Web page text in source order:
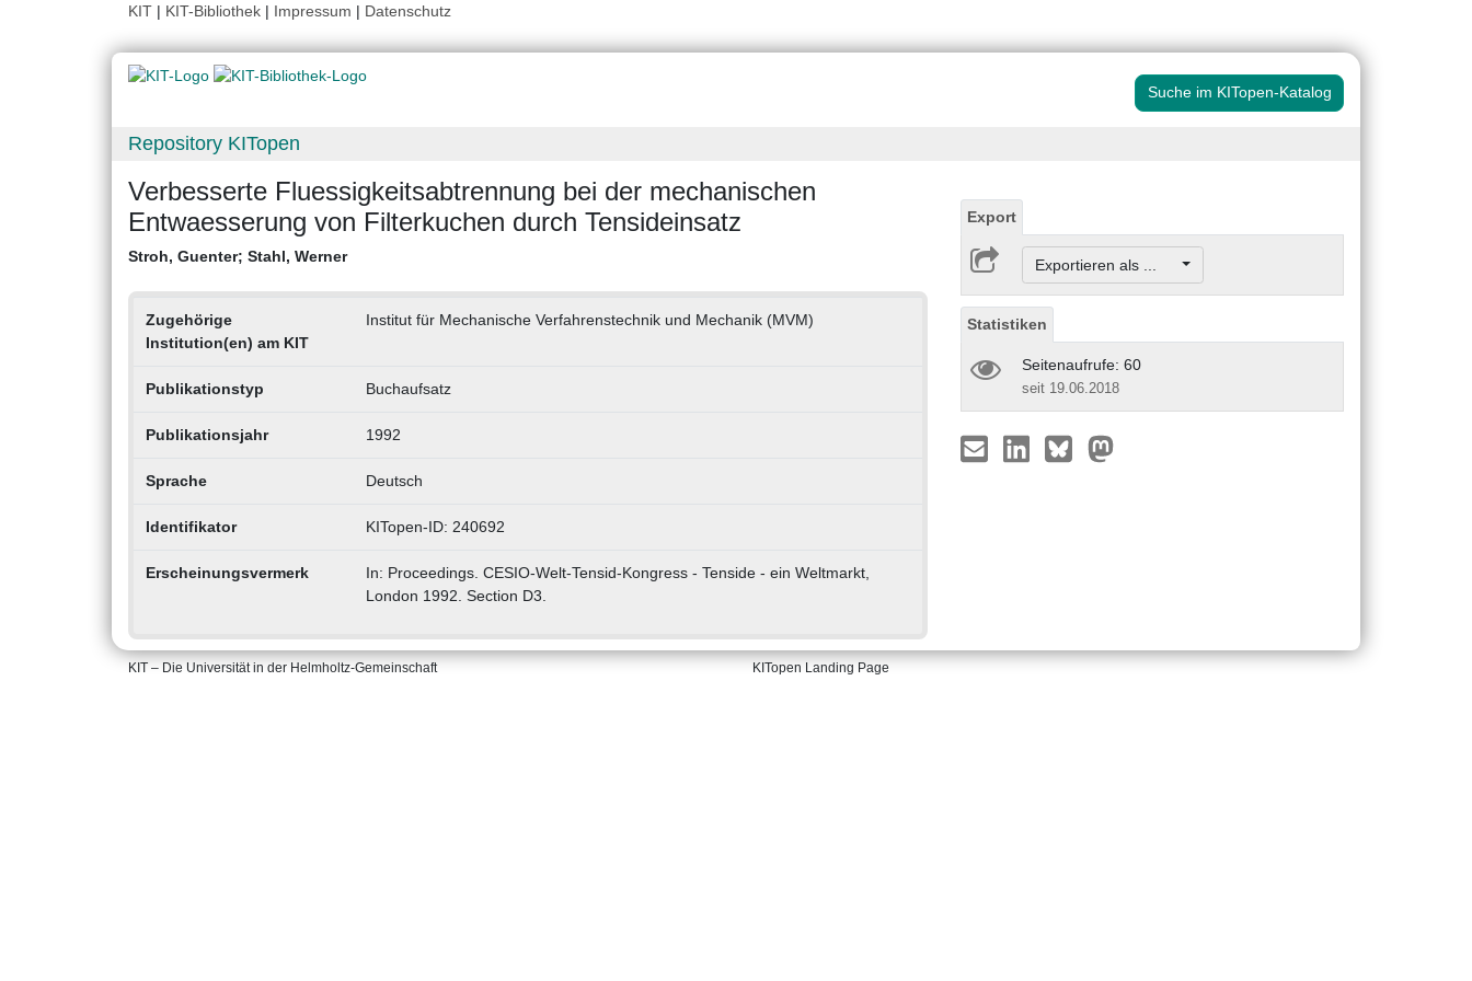
KIT | KIT-Bibliothek | Impressum | Datenschutz
Suche im KITopen-Katalog
Repository KITopen
Verbesserte Fluessigkeitsabtrennung bei der mechanischen
Entwaesserung von Filterkuchen durch Tensideinsatz
Stroh, Guenter; Stahl, Werner
Zugehörige
Institution(en) am KIT
Institut für Mechanische Verfahrenstechnik und Mechanik (MVM)
Publikationstyp Buchaufsatz
Publikationsjahr 1992
Sprache Deutsch
Identifikator KITopen-ID: 240692
Erscheinungsvermerk
In: Proceedings. CESIO-Welt-Tensid-Kongress - Tenside - ein Weltmarkt,
London 1992. Section D3.
Export
Exportieren als ...
Statistiken
Seitenaufrufe: 60
seit 19.06.2018
KIT – Die Universität in der Helmholtz-Gemeinschaft KITopen Landing Page